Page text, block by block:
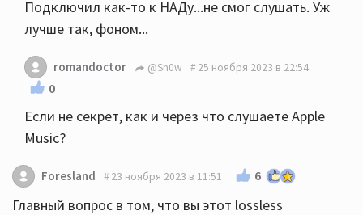
Подключил как-то к НАДу...не смог слушать. Уж
лучше так, фоном...
romandoctor @Sn0w 25 ноября 2023 в 22:54
0
Если не секрет, как и через что слушаете Apple
Music?
Foresland 23 ноября 2023 в 11:51 6
Главный вопрос в том, что вы этот lossless